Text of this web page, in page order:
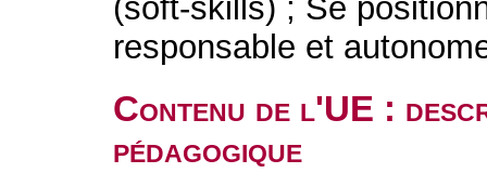
(soft-skills) ; Se
responsable et
Contenu de l'UE :
pédagogique